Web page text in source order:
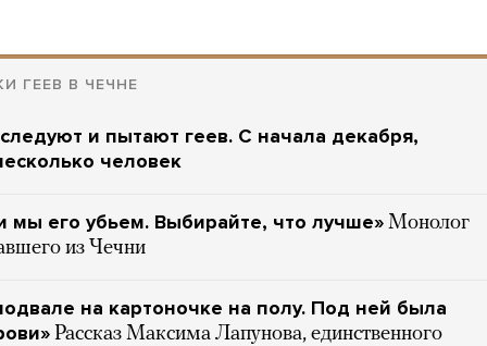
ГЕЕВ В ЧЕЧНЕ
и пытают геев. С начала декабря,
человек
мы его убьем. Выбирайте, что лучше» Монолог
из Чечни
на картоночке на полу. Под ней была
Рассказ Максима Лапунова, единственного